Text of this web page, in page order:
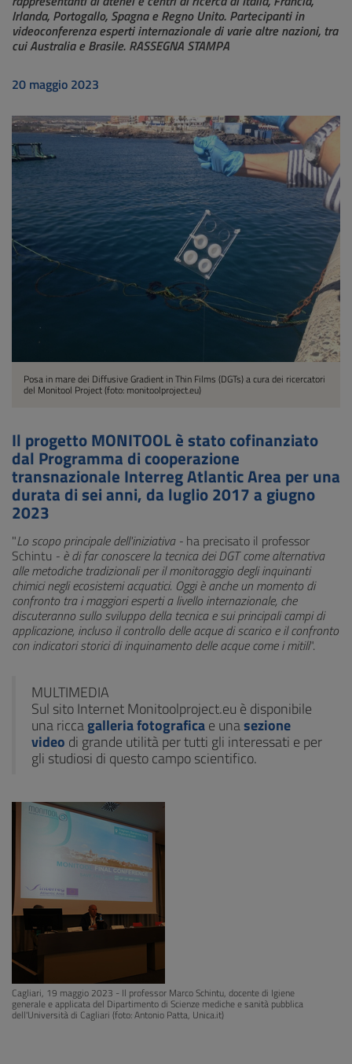
Irlanda, Portogallo, Spagna e Regno Unito. Partecipanti in
videoconferenza esperti internazionale di varie altre nazioni, tra
cui Australia e Brasile. RASSEGNA STAMPA
20 maggio 2023
Posa in mare dei Diffusive Gradient in Thin Films (DGTs) a cura dei ricercatori
del Monitool Project (foto: monitoolproject.eu)
Il progetto MONITOOL è stato cofinanziato
dal Programma di cooperazione
transnazionale Interreg Atlantic Area per una
durata di sei anni, da luglio 2017 a giugno
2023
"Lo scopo principale dell'iniziativa - ha precisato il professor
Schintu - è di far conoscere la tecnica dei DGT come alternativa
alle metodiche tradizionali per il monitoraggio degli inquinanti
chimici negli ecosistemi acquatici. Oggi è anche un momento di
confronto tra i maggiori esperti a livello internazionale, che
discuteranno sullo sviluppo della tecnica e sui principali campi di
applicazione, incluso il controllo delle acque di scarico e il confronto
con indicatori storici di inquinamento delle acque come i mitili".
MULTIMEDIA
Sul sito Internet Monitoolproject.eu è disponibile
una riccagalleria fotograficae unasezione
video di grande utilità per tutti gli interessati e per
gli studiosi di questo campo scientifico.
Cagliari, 19 maggio 2023 - Il professor Marco Schintu, docente di Igiene
generale e applicata del Dipartimento di Scienze mediche e sanità pubblica
dell'Università di Cagliari (foto: Antonio Patta, Unica.it)